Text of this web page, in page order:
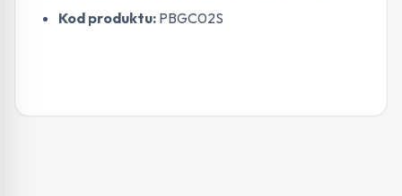
Kod produktu: PBGC02S